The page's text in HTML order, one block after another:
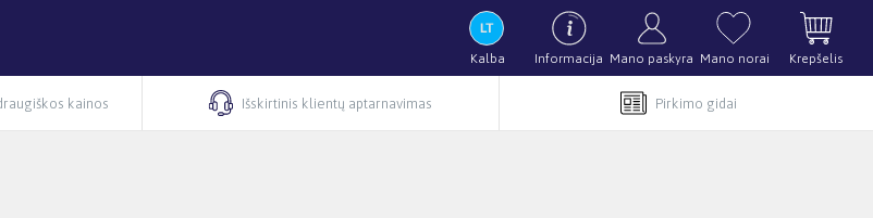
Kalba Informacija Mano paskyra Mano norai Krepšelis
kainos Išskirtinis klientų aptarnavimas Pirkimo gidai